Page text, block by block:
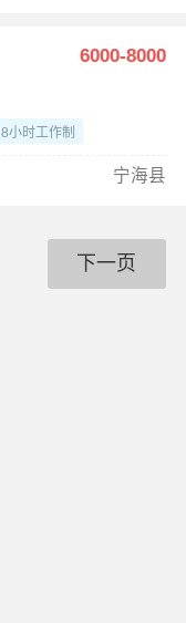
6000-8000
8小时工作制
宁海县
下一页